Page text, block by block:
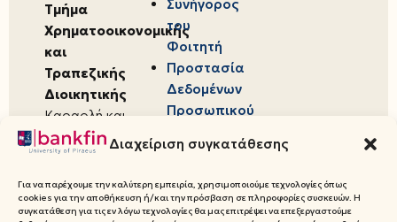
Διαχείριση συγκατάθεσης
Για να παρέχουμε την καλύτερη εμπειρία, χρησιμοποιούμε τεχνολογίες όπως
cookies για την αποθήκευση ή/και την πρόσβαση σε πληροφορίες συσκευών. Η
συγκατάθεση για τις εν λόγω τεχνολογίες θα μας επιτρέψει να επεξεργαστούμε
Τμήμα
Χρηματοοικονομικής
και
Τραπεζικής
Διοικητικής
Καραολή και
Δημητρίου 80,
18534,
Πειραιάς
Συνήγορος
του
Φοιτητή
Προστασία
Δεδομένων
Προσωπικού